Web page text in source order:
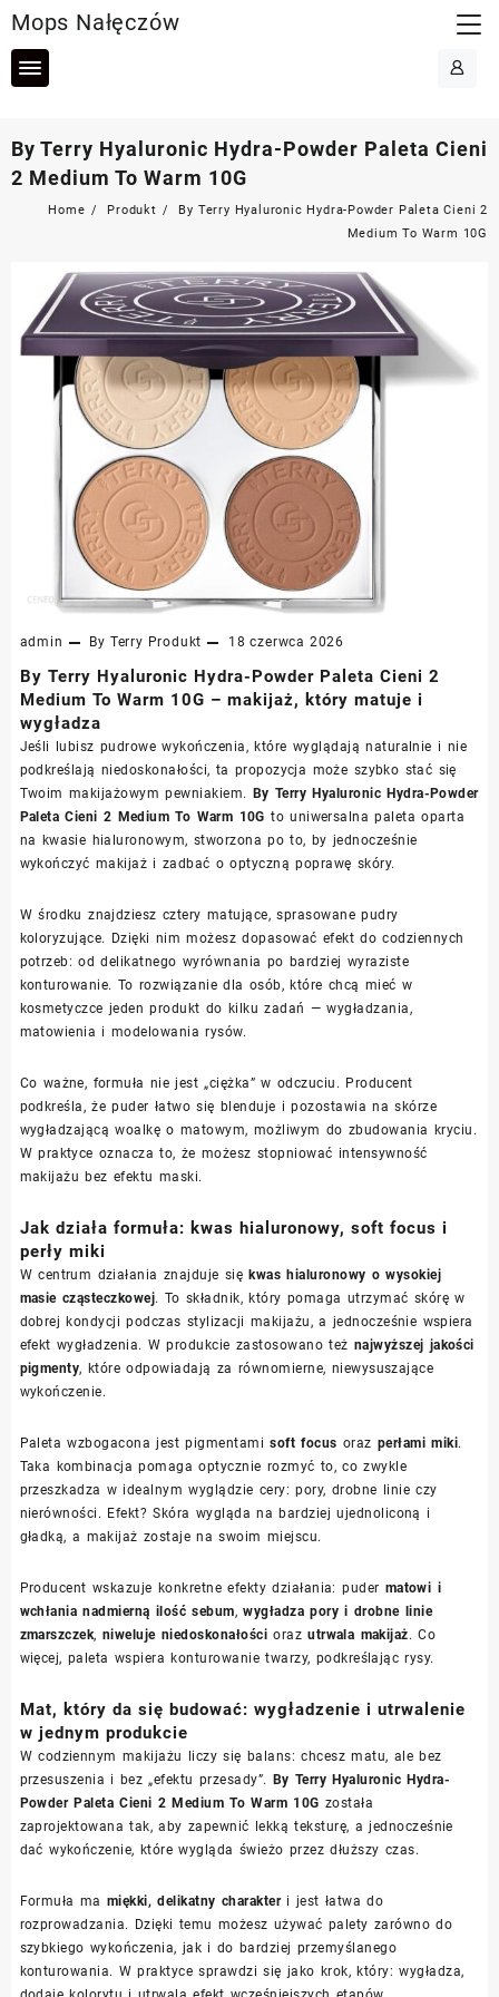
to
content
Mops Nałęczów
By Terry Hyaluronic Hydra-Powder Paleta Cieni
2 Medium To Warm 10G
Home Produkt
By Terry Hyaluronic Hydra-Powder Paleta Cieni 2
Medium To Warm 10G
admin By Terry Produkt 18 czerwca 2026
By Terry Hyaluronic Hydra-Powder Paleta Cieni 2
Medium To Warm 10G – makijaż, który matuje i
wygładza
Jeśli lubisz pudrowe wykończenia, które wyglądają naturalnie i nie
podkreślają niedoskonałości, ta propozycja może szybko stać się
Twoim makijażowym pewniakiem. By Terry Hyaluronic Hydra-Powder
Paleta Cieni 2 Medium To Warm 10G to uniwersalna paleta oparta
na kwasie hialuronowym, stworzona po to, by jednocześnie
wykończyć makijaż i zadbać o optyczną poprawę skóry.
W środku znajdziesz cztery matujące, sprasowane pudry
koloryzujące. Dzięki nim możesz dopasować efekt do codziennych
potrzeb: od delikatnego wyrównania po bardziej wyraziste
konturowanie. To rozwiązanie dla osób, które chcą mieć w
kosmetyczce jeden produkt do kilku zadań — wygładzania,
matowienia i modelowania rysów.
Co ważne, formuła nie jest „ciężka” w odczuciu. Producent
podkreśla, że puder łatwo się blenduje i pozostawia na skórze
wygładzającą woalkę o matowym, możliwym do zbudowania kryciu.
W praktyce oznacza to, że możesz stopniować intensywność
makijażu bez efektu maski.
Jak działa formuła: kwas hialuronowy, soft focus i
perły miki
W centrum działania znajduje siękwas hialuronowy o wysokiej
masie cząsteczkowej. To składnik, który pomaga utrzymać skórę w
dobrej kondycji podczas stylizacji makijażu, a jednocześnie wspiera
efekt wygładzenia. W produkcie zastosowano też najwyższej jakości
pigmenty, które odpowiadają za równomierne, niewysuszające
wykończenie.
Paleta wzbogacona jest pigmentamisoft focus oraz perłami miki.
Taka kombinacja pomaga optycznie rozmyć to, co zwykle
przeszkadza w idealnym wyglądzie cery: pory, drobne linie czy
nierówności. Efekt? Skóra wygląda na bardziej ujednoliconą i
gładką, a makijaż zostaje na swoim miejscu.
Producent wskazuje konkretne efekty działania: puder matowi i
wchłania nadmierną ilość sebum,wygładza pory i drobne linie
zmarszczek, niweluje niedoskonałości orazutrwala makijaż. Co
więcej, paleta wspiera konturowanie twarzy, podkreślając rysy.
Mat, który da się budować: wygładzenie i utrwalenie
w jednym produkcie
W codziennym makijażu liczy się balans: chcesz matu, ale bez
przesuszenia i bez „efektu przesady”. By Terry Hyaluronic Hydra-
Powder Paleta Cieni 2 Medium To Warm 10G została
zaprojektowana tak, aby zapewnić lekką teksturę, a jednocześnie
dać wykończenie, które wygląda świeżo przez dłuższy czas.
Formuła ma miękki, delikatny charakteri jest łatwa do
rozprowadzania. Dzięki temu możesz używać palety zarówno do
szybkiego wykończenia, jak i do bardziej przemyślanego
konturowania. W praktyce sprawdzi się jako krok, który: wygładza,